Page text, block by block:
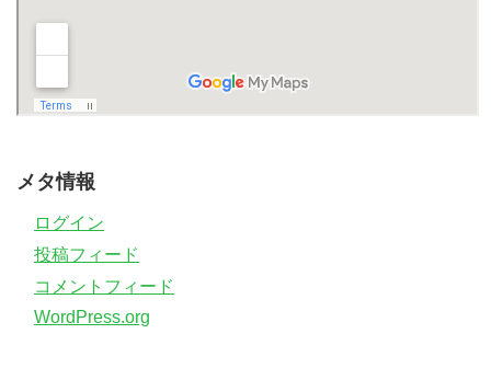
メタ情報
ログイン
投稿フィード
コメントフィード
WordPress.org